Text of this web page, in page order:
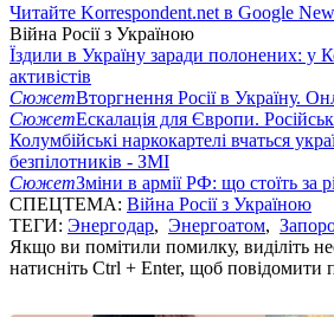
Читайте Korrespondent.net в Google
Війна Росії з Україною
Їздили в Україну заради полонених: у
активістів
СюжетВторгнення Росії в Україну.
СюжетЕскалація для Європи.
Колумбійські наркокартелі вчаться
безпілотників - ЗМІ
СюжетЗміни в армії РФ: що стоїть за
СПЕЦТЕМА: Війна Росії з Україною
ТЕГИ: Энергодар, Энергоатом,
Якщо ви помітили помилку, виділіть
натисніть Ctrl + Enter, щоб повідомити